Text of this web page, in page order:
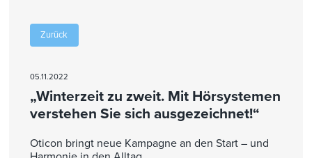
Zurück
05.11.2022
„Winterzeit zu zweit. Mit Hörsystemen
verstehen Sie sich ausgezeichnet!“
Oticon bringt neue Kampagne an den Start – und